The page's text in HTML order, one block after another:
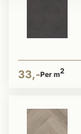
33,-Per m2